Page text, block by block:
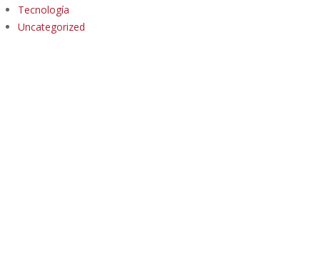
Tecnología
Uncategorized